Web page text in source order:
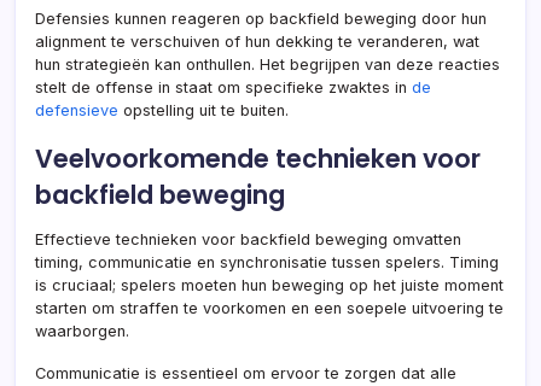
Defensies kunnen reageren op backfield beweging door hun
alignment te verschuiven of hun dekking te veranderen, wat
hun strategieën kan onthullen. Het begrijpen van deze reacties
stelt de offense in staat om specifieke zwaktes in de
defensieve opstelling uit te buiten.
Veelvoorkomende technieken voor
backfield beweging
Effectieve technieken voor backfield beweging omvatten
timing, communicatie en synchronisatie tussen spelers. Timing
is cruciaal; spelers moeten hun beweging op het juiste moment
starten om straffen te voorkomen en een soepele uitvoering te
waarborgen.
Communicatie is essentieel om ervoor te zorgen dat alle